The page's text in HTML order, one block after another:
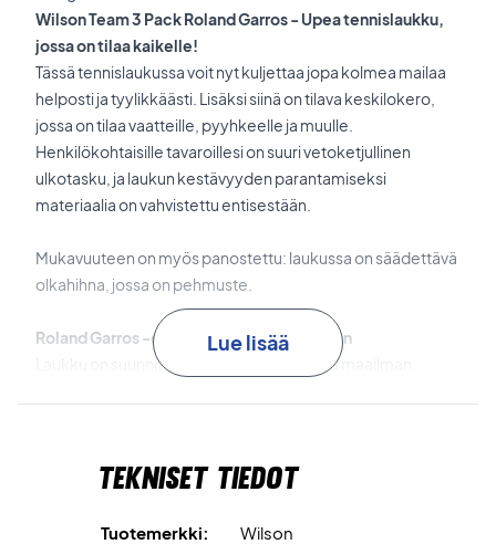
Wilson Team 3 Pack Roland Garros - Upea tennislaukku,
jossa on tilaa kaikelle!
Tässä tennislaukussa voit nyt kuljettaa jopa kolmea mailaa
helposti ja tyylikkäästi. Lisäksi siinä on tilava keskilokero,
jossa on tilaa vaatteille, pyyhkeelle ja muulle.
Henkilökohtaisille tavaroillesi on suuri vetoketjullinen
ulkotasku, ja laukun kestävyyden parantamiseksi
materiaalia on vahvistettu entisestään.
Mukavuuteen on myös panostettu: laukussa on säädettävä
olkahihna, jossa on pehmuste.
Roland Garros -designa - Moderni ja ajaton
Laukku on suunniteltu kunnianosoituksena maailman
Mitat: 76 x 10 x 33 cm
Lue lisää
Tekniset tiedot
Tuotemerkki:
Wilson